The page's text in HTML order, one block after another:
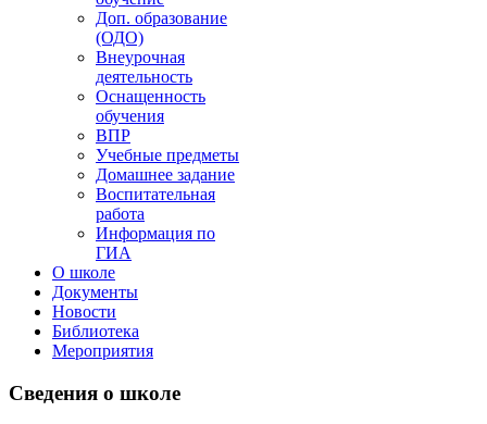
Доп. образование
(ОДО)
Внеурочная
деятельность
Оснащенность
обучения
ВПР
Учебные предметы
Домашнее задание
Воспитательная
работа
Информация по
ГИА
О школе
Документы
Новости
Библиотека
Мероприятия
Сведения о школе